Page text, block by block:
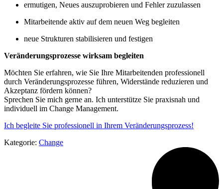
ermutigen, Neues auszuprobieren und Fehler zuzulassen
Mitarbeitende aktiv auf dem neuen Weg begleiten
neue Strukturen stabilisieren und festigen
Veränderungsprozesse wirksam begleiten
Möchten Sie erfahren, wie Sie Ihre Mitarbeitenden professionell
durch Veränderungsprozesse führen, Widerstände reduzieren und
Akzeptanz fördern können?
Sprechen Sie mich gerne an. Ich unterstütze Sie praxisnah und
individuell im Change Management.
Ich begleite Sie professionell in Ihrem Veränderungsprozess!
Kategorie: Change